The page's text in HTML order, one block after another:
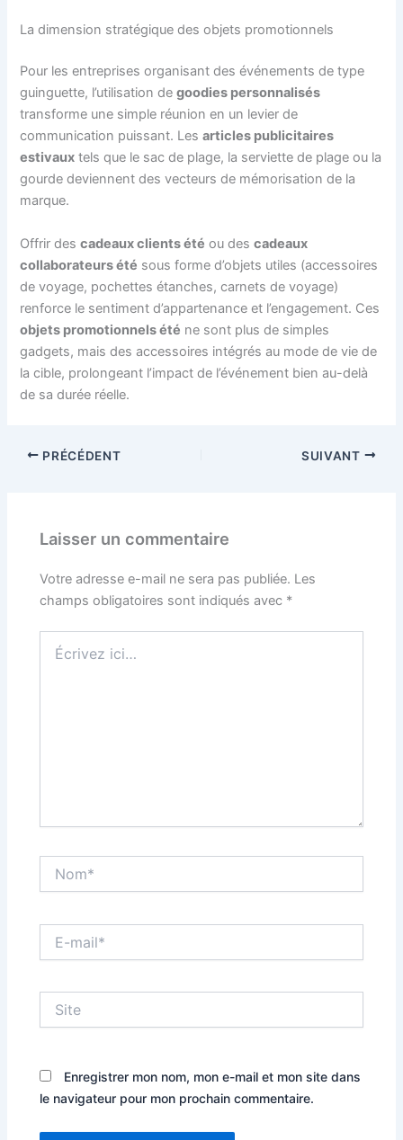
La dimension stratégique des objets promotionnels
Pour les entreprises organisant des événements de type
guinguette, l’utilisation degoodies personnalisés
transforme une simple réunion en un levier de
communication puissant. Lesarticles publicitaires
estivaux tels que le sac de plage, la serviette de plage ou la
gourde deviennent des vecteurs de mémorisation de la
marque.
Offrir descadeaux clients été ou descadeaux
collaborateurs été sous forme d’objets utiles (accessoires
de voyage, pochettes étanches, carnets de voyage)
renforce le sentiment d’appartenance et l’engagement. Ces
objets promotionnels été ne sont plus de simples
gadgets, mais des accessoires intégrés au mode de vie de
la cible, prolongeant l’impact de l’événement bien au-delà
de sa durée réelle.
PRÉCÉDENT SUIVANT
Laisser un commentaire
Votre adresse e-mail ne sera pas publiée. Les
champs obligatoires sont indiqués avec *
ici…
mail*
Enregistrer mon nom, mon e-mail et mon site dans
le navigateur pour mon prochain commentaire.